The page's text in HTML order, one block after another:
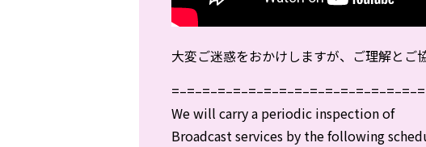
大変ご迷惑をおかけしますが、ご理解とご
We will carry a periodic inspection of
Broadcast services by the following